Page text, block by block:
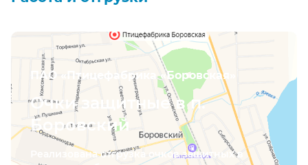
ПАО «Птицефабрика «Боровская»
Очки защитные в п.
Боровский
Реализована отгрузка очков защитных в